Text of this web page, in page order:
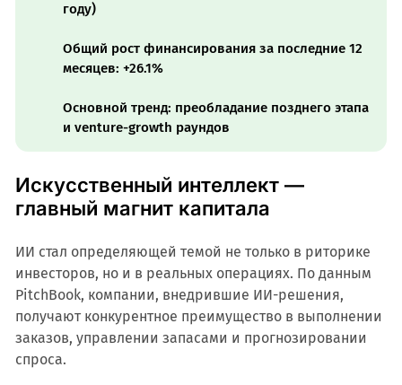
году)
Общий рост финансирования за последние 12
месяцев: +26.1%
Основной тренд: преобладание позднего этапа
и venture-growth раундов
Искусственный интеллект —
главный магнит капитала
ИИ стал определяющей темой не только в риторике
инвесторов, но и в реальных операциях. По данным
PitchBook, компании, внедрившие ИИ-решения,
получают конкурентное преимущество в выполнении
заказов, управлении запасами и прогнозировании
спроса.